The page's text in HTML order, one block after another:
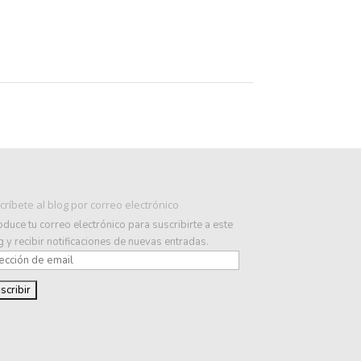
al blog por correo electrónico
tu correo electrónico para suscribirte a este
y recibir notificaciones de nuevas entradas.